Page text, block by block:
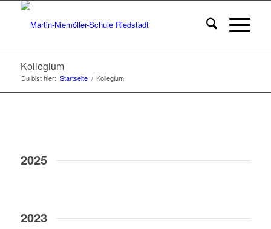
Kollegium
Du bist hier: Startseite / Kollegium
2025
2023